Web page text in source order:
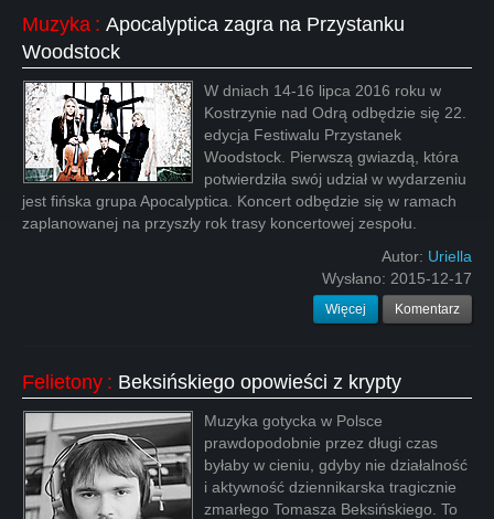
Muzyka : Apocalyptica zagra na Przystanku
Woodstock
W dniach 14-16 lipca 2016 roku w
Kostrzynie nad Odrą odbędzie się 22.
edycja Festiwalu Przystanek
Woodstock. Pierwszą gwiazdą, która
potwierdziła swój udział w wydarzeniu
jest fińska grupa Apocalyptica. Koncert odbędzie się w ramach
zaplanowanej na przyszły rok trasy koncertowej zespołu.
Autor: Uriella
Wysłano: 2015-12-17
Więcej Komentarz
Felietony : Beksińskiego opowieści z krypty
Muzyka gotycka w Polsce
prawdopodobnie przez długi czas
byłaby w cieniu, gdyby nie działalność
i aktywność dziennikarska tragicznie
zmarłego Tomasza Beksińskiego. To